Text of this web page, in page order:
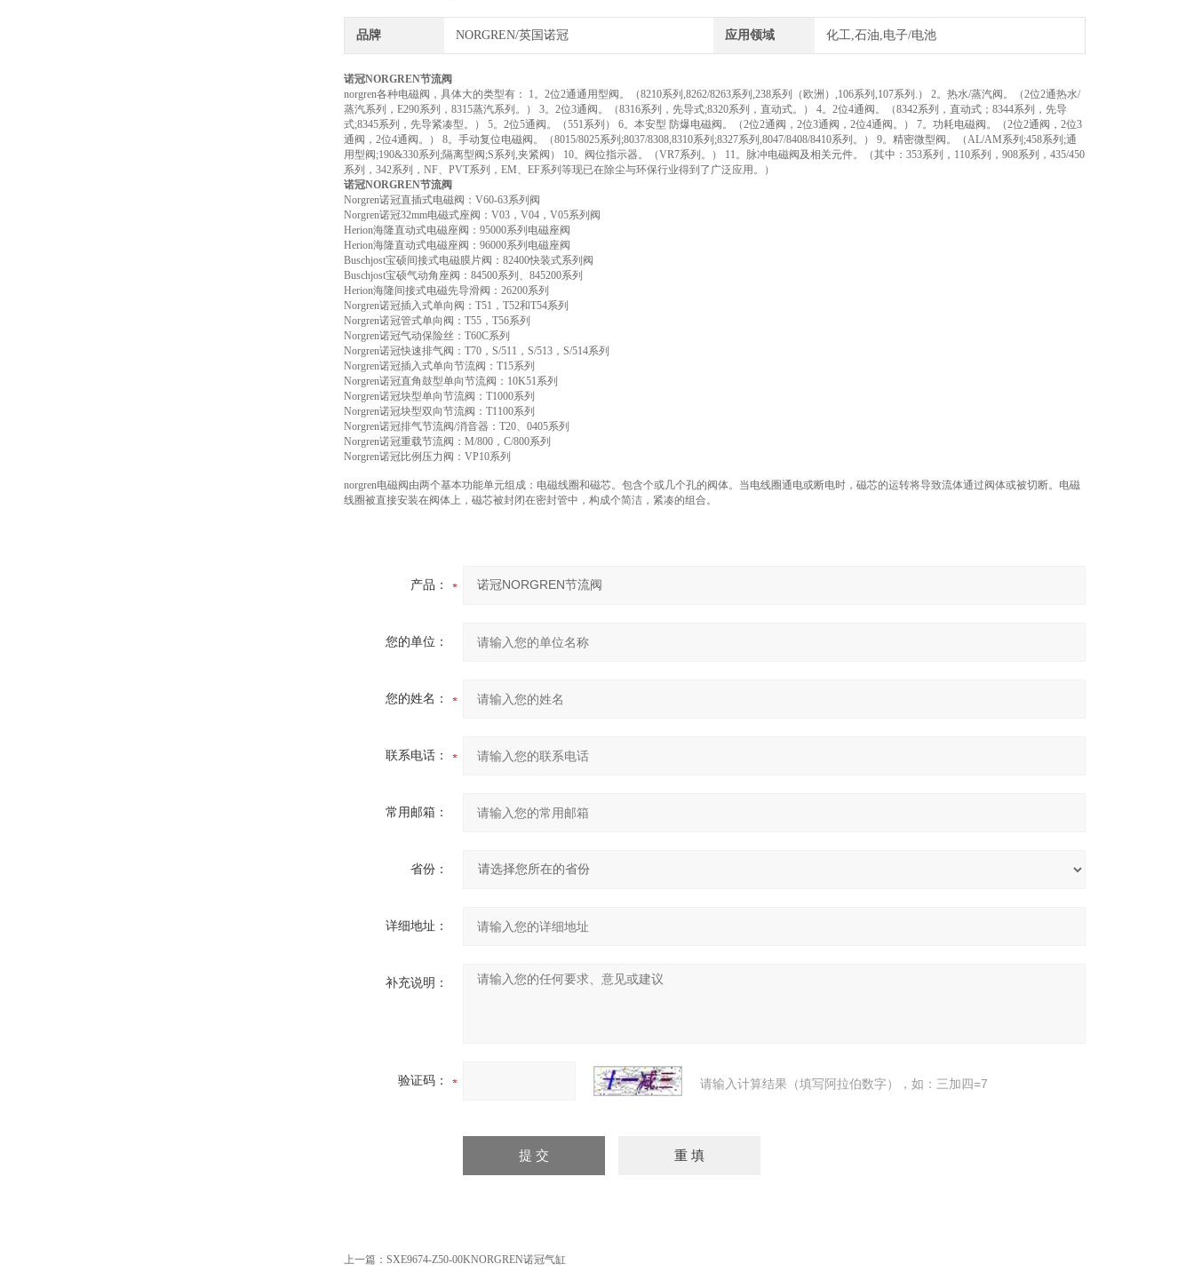
品牌 NORGREN/英国诺冠 应用领域 化工,石油,电子/电池
诺冠NORGREN节流阀
norgren各种电磁阀，具体大的类型有： 1。2位2通通用型阀。（8210系列,8262/8263系列,238系列（欧洲）,106系列,107系列.） 2。热水/蒸汽阀。（2位2通热水/
蒸汽系列，E290系列，8315蒸汽系列。） 3。2位3通阀。（8316系列，先导式;8320系列，直动式。） 4。2位4通阀。（8342系列，直动式；8344系列，先导
式;8345系列，先导紧凑型。） 5。2位5通阀。（551系列） 6。本安型 防爆电磁阀。（2位2通阀，2位3通阀，2位4通阀。） 7。功耗电磁阀。（2位2通阀，2位3
通阀，2位4通阀。） 8。手动复位电磁阀。（8015/8025系列;8037/8308,8310系列;8327系列,8047/8408/8410系列。） 9。精密微型阀。（AL/AM系列;458系列;通
用型阀;190&330系列;隔离型阀;S系列,夹紧阀） 10。阀位指示器。（VR7系列。） 11。脉冲电磁阀及相关元件。（其中：353系列，110系列，908系列，435/450
系列，342系列，NF、PVT系列，EM、EF系列等现已在除尘与环保行业得到了广泛应用。）
诺冠NORGREN节流阀
Norgren诺冠直插式电磁阀：V60-63系列阀
Norgren诺冠32mm电磁式座阀：V03，V04，V05系列阀
Herion海隆直动式电磁座阀：95000系列电磁座阀
Herion海隆直动式电磁座阀：96000系列电磁座阀
Buschjost宝硕间接式电磁膜片阀：82400快装式系列阀
Buschjost宝硕气动角座阀：84500系列、845200系列
Herion海隆间接式电磁先导滑阀：26200系列
Norgren诺冠插入式单向阀：T51，T52和T54系列
Norgren诺冠管式单向阀：T55，T56系列
Norgren诺冠气动保险丝：T60C系列
Norgren诺冠快速排气阀：T70，S/511，S/513，S/514系列
Norgren诺冠插入式单向节流阀：T15系列
Norgren诺冠直角鼓型单向节流阀：10K51系列
Norgren诺冠块型单向节流阀：T1000系列
Norgren诺冠块型双向节流阀：T1100系列
Norgren诺冠排气节流阀/消音器：T20、0405系列
Norgren诺冠重载节流阀：M/800，C/800系列
Norgren诺冠比例压力阀：VP10系列
norgren电磁阀由两个基本功能单元组成：电磁线圈和磁芯。包含个或几个孔的阀体。当电线圈通电或断电时，磁芯的运转将导致流体通过阀体或被切断。电磁
线圈被直接安装在阀体上，磁芯被封闭在密封管中，构成个简洁，紧凑的组合。
产品：
您的单位：
您的姓名：
联系电话：
常用邮箱：
省份：
详细地址：
补充说明：
验证码： 请输入计算结果（填写阿拉伯数字），如：三加四=7
上一篇： SXE9674-Z50-00KNORGREN诺冠气缸